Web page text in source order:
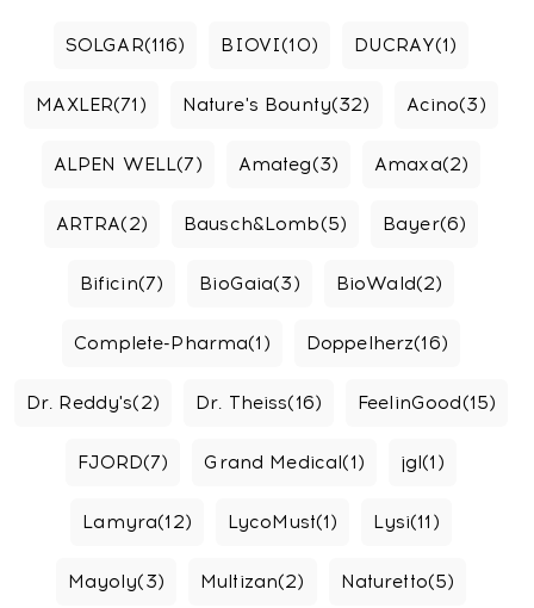
SOLGAR(116) BIOVI(10) DUCRAY(1)
MAXLER(71) Nature's Bounty(32) Acino(3)
ALPEN WELL(7) Amateg(3) Amaxa(2)
ARTRA(2) Bausch&Lomb(5) Bayer(6)
Bificin(7) BioGaia(3) BioWald(2)
Complete-Pharma(1) Doppelherz(16)
Dr. Reddy's(2) Dr. Theiss(16) FeelinGood(15)
FJORD(7) Grand Medical(1) jgl(1)
Lamyra(12) LycoMust(1) Lysi(11)
Mayoly(3) Multizan(2) Naturetto(5)